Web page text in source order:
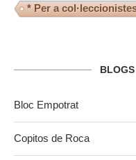
* Per a
Bloc Empotrat
Copitos de Roca